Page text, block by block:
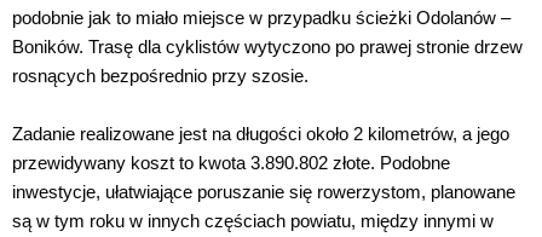
podobnie jak to miało miejsce w przypadku ścieżki Odolanów –
Boników. Trasę dla cyklistów wytyczono po prawej stronie drzew
rosnących bezpośrednio przy szosie.
Zadanie realizowane jest na długości około 2 kilometrów, a jego
przewidywany koszt to kwota 3.890.802 złote. Podobne
inwestycje, ułatwiające poruszanie się rowerzystom, planowane
są w tym roku w innych częściach powiatu, między innymi w